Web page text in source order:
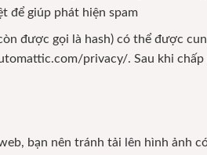
để giúp phát hiện spam
được gọi là hash) có thể được
privacy/. Sau khi
bạn nên tránh tải lên hình ảnh